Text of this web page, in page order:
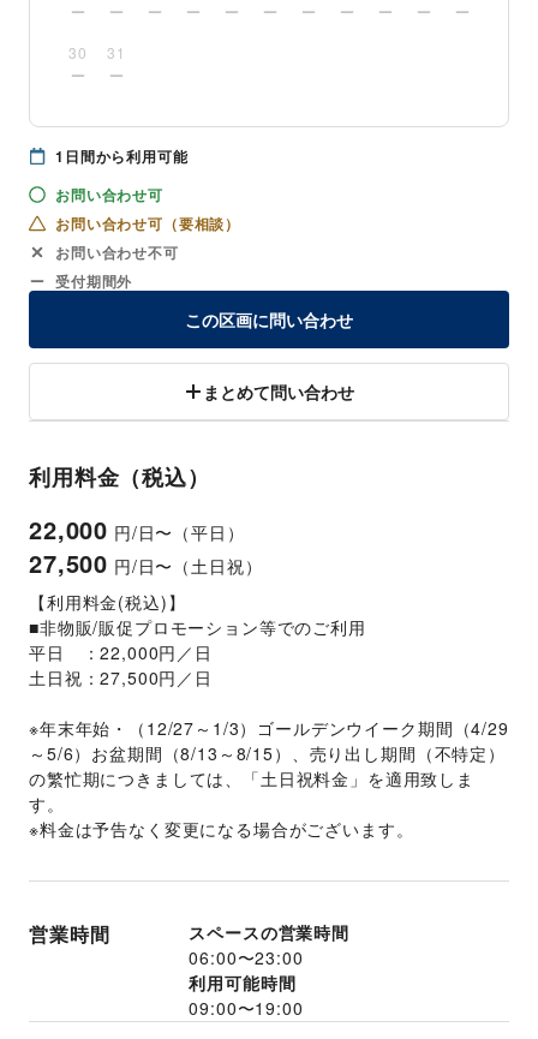
30 31
1 日間から利用可能
お問い合わせ可
お問い合わせ可（要相談）
お問い合わせ不可
受付期間外
この区画に問い合わせ
まとめて問い合わせ
利用料金（税込）
22,000 円/日〜（平日）
27,500 円/日〜（土日祝）
【利用料金(税込)】
■非物販/販促プロモーション等でのご利用
平日　：22,000円／日
土日祝：27,500円／日
※年末年始・（12/27～1/3）ゴールデンウイーク期間（4/29
～5/6）お盆期間（8/13～8/15）、売り出し期間（不特定）
の繁忙期につきましては、「土日祝料金」を適用致しま
す。
※料金は予告なく変更になる場合がございます。
営業時間
スペースの営業時間
06:00〜23:00
利用可能時間
09:00〜19:00